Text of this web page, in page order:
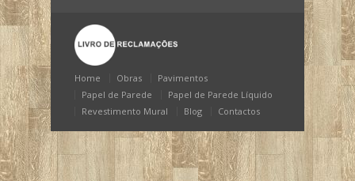
Home Obras
Pavimentos
Papel de Parede
Papel de Parede Líquido
Revestimento Mural
Blog Contactos